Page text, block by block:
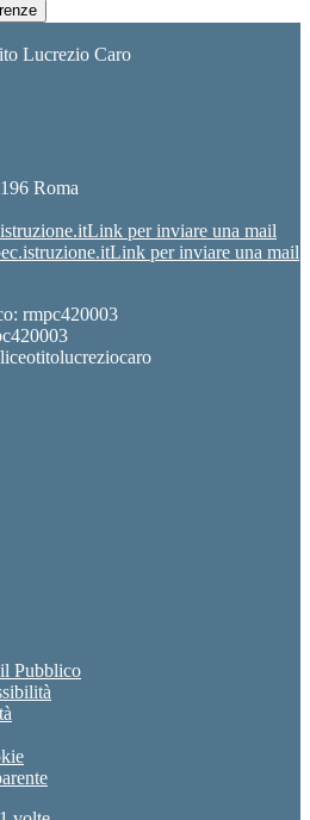
Lucrezio Caro
Roma
Link per inviare una mail
Link per inviare una mail
rmpc420003
Pubblico